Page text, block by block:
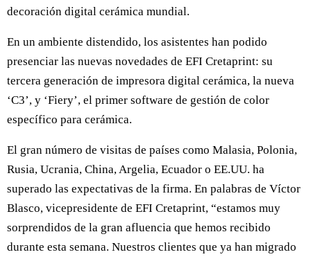
decoración digital cerámica mundial.
En un ambiente distendido, los asistentes han podido
presenciar las nuevas novedades de EFI Cretaprint: su
tercera generación de impresora digital cerámica, la nueva
‘C3’, y ‘Fiery’, el primer software de gestión de color
específico para cerámica.
El gran número de visitas de países como Malasia, Polonia,
Rusia, Ucrania, China, Argelia, Ecuador o EE.UU. ha
superado las expectativas de la firma. En palabras de Víctor
Blasco, vicepresidente de EFI Cretaprint, “estamos muy
sorprendidos de la gran afluencia que hemos recibido
durante esta semana. Nuestros clientes que ya han migrado